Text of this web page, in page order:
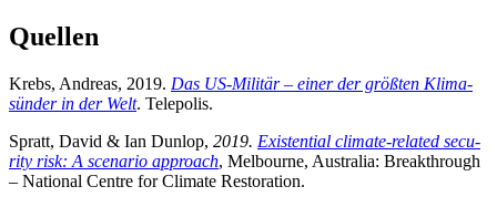
Quellen
Krebs, Andre­as, 2019. Das US-Mili­tär – einer der größ­ten Kli­ma­
sün­der in der Welt. Tele­po­lis.
Spratt, David & Ian Dun­lop, 2019. Exis­ten­ti­al cli­ma­te-rela­ted secu­
ri­ty risk: A sce­na­rio approach, Mel­bourne, Aus­tra­lia: Breakth­rough
– Natio­nal Cent­re for Cli­ma­te Restoration.